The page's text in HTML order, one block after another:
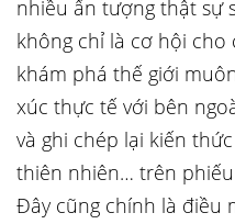
nhiều ấn tượng thật sự
không chỉ là cơ hội
khám phá thế giới
xúc thực tế với bên
và ghi chép lại kiến
thiên nhiên… trên
Đây cũng chính là điều